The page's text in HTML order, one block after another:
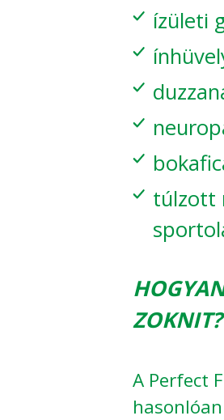
ízületi
túlzott
ZOKNIT?
A Perfect